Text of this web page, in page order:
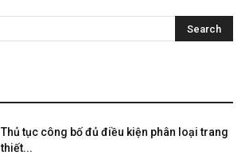
Thủ tục công bố đủ điều kiện phân loại trang
thiết...